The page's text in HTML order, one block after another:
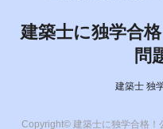
建築士に独学合
問
建築士 独
Copyright© 建築士に独学合格！